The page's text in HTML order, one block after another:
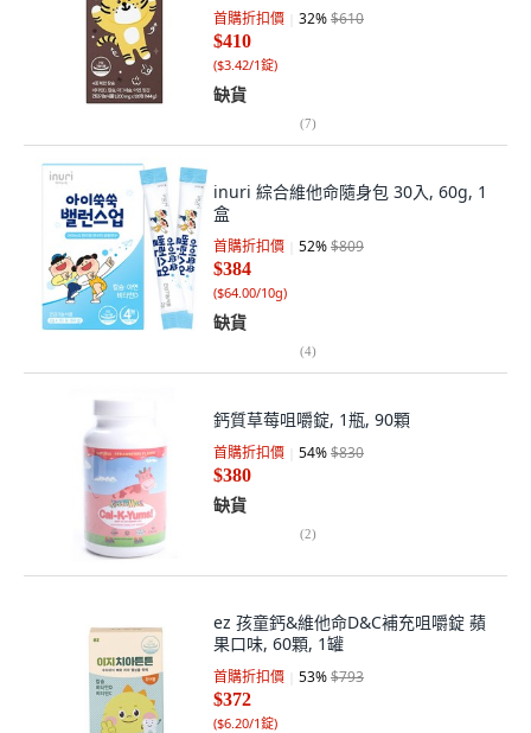
首購折扣價 32%$610
$410
($3.42/1錠)
缺貨
(7)
inuri 綜合維他命隨身包 30入, 60g, 1
盒
首購折扣價 52%$809
$384
($64.00/10g)
缺貨
(4)
鈣質草莓咀嚼錠, 1瓶, 90顆
首購折扣價 54%$830
$380
缺貨
(2)
ez 孩童鈣&維他命D&C補充咀嚼錠 蘋
果口味, 60顆, 1罐
首購折扣價 53%$793
$372
($6.20/1錠)